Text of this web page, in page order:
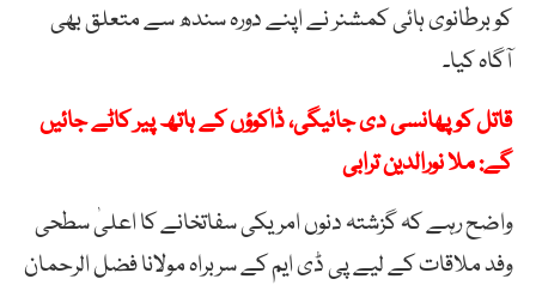
کو برطانوی ہائی کمشنر نے اپنے دورہ سندھ سے متعلق بھی
آگاہ کیا۔
قاتل کو پھانسی دی جائیگی، ڈاکوؤں کے ہاتھ پیر کاٹے جائیں
گے: ملا نورالدین ترابی
واضح رہے کہ گزشتہ دنوں امریکی سفاتخانے کا اعلیٰ سطحی
وفد ملاقات کے لیے پی ڈی ایم کے سربراہ مولانا فضل الرحمان